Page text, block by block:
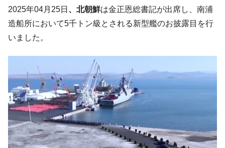
す」⇒「金を経由するドル入手」手段ではないのか？
『Money1』
韓国･外為取引量「1日当たり1,214.4億ド
い「50.5％」に上昇
『Money1』
韓国大統領府ボンクラ政策室長が告発され
た ⇒ 国家が行った恐るべき株価操作であり、空前の国政壟
断
『Money1』
韓国･警察職員が「丸刈りになって抗議活
動」
『Money1』
中国だけが鉄鋼輸出を異常増加させる ⇒ 中
2025年04月25日 、北朝鮮は金正恩総書記が出席し、南浦
造船所において5千トン級とされる新型艦のお披露目を行
いました。